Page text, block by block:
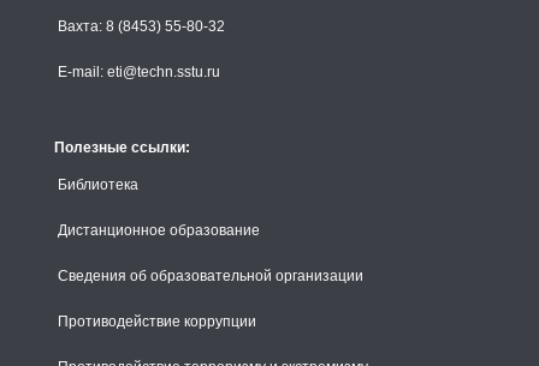
Вахта: 8 (8453) 55-80-32
E-mail: eti@techn.sstu.ru
Полезные ссылки:
Библиотека
Дистанционное образование
Сведения об образовательной организации
Противодействие коррупции